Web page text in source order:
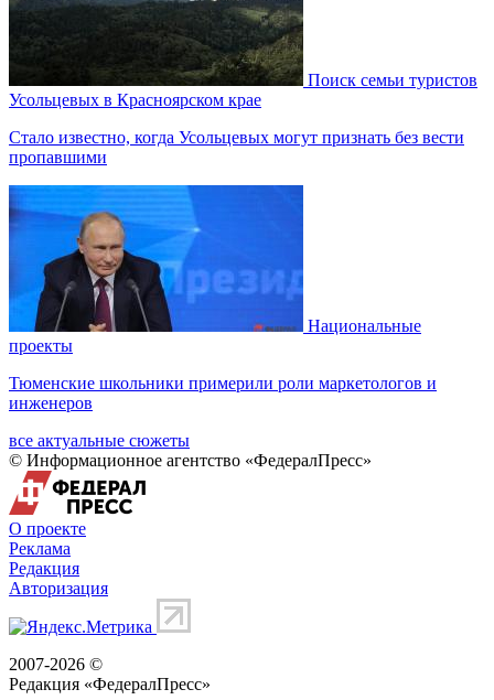
Поиск семьи туристов
Усольцевых в Красноярском крае
Стало известно, когда Усольцевых могут признать без вести
пропавшими
Национальные
проекты
Тюменские школьники примерили роли маркетологов и
инженеров
все актуальные сюжеты
© Информационное агентство «ФедералПресс»
О проекте
Реклама
Редакция
Авторизация
2007-2026 ©
Редакция «ФедералПресс»